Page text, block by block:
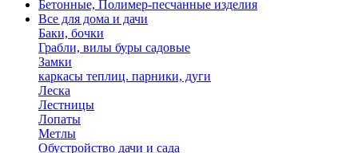
Бетонные, Полимер-песчанные изделия
Все для дома и дачи
Баки, бочки
Грабли, вилы буры садовые
Замки
каркасы теплиц. парники, дуги
Леска
Лестницы
Лопаты
Метлы
Обустройство дачи и сада